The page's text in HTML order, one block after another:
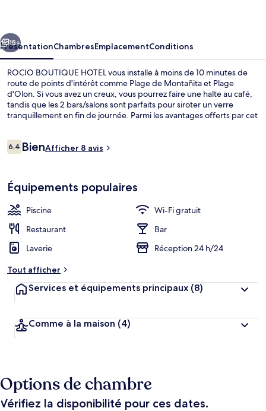
Suivant
15+
PrésentationChambresEmplacementConditions
ROCIO BOUTIQUE HOTEL vous installe à moins de 10 minutes de
route de points d'intérêt comme Plage de Montañita et Plage
d'Olon. Si vous avez un creux, vous pourrez faire une halte au café,
tandis que les 2 bars/salons sont parfaits pour siroter un verre
tranquillement en fin de journée. Parmi les avantages offerts par cet
Avis
voyageurs
6,46,4 sur 10
BienAfficher 8 avis
Équipements populaires
Piscine
Wi-Fi gratuit
Restaurant
Bar
Laverie
Réception 24 h/24
Tout afficher
Services et équipements principaux (8)
Comme à la maison (4)
Options de chambre
Vérifiez la disponibilité pour ces dates.